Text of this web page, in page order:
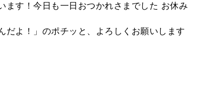
ます！今日も一日おつかれさまでした お休み
だよ！」のポチッと、よろしくお願いします